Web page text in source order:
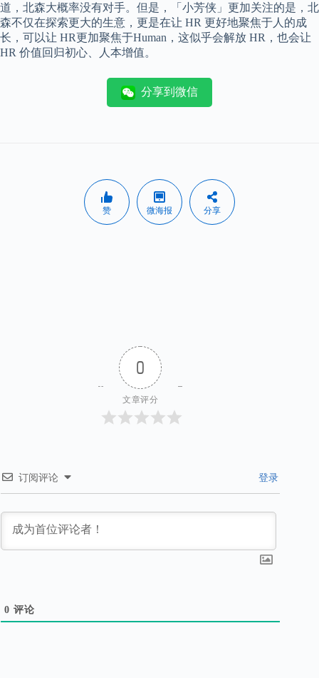
道，北森大概率没有对手。但是，「小芳侠」更加关注的是，北
森不仅在探索更大的生意，更是在让 HR 更好地聚焦于人的成
长，可以让 HR更加聚焦于Human，这似乎会解放 HR，也会让
HR 价值回归初心、人本增值。
分享到微信
赞 微海报 分享
0
文章评分
订阅评论 登录
0 评论